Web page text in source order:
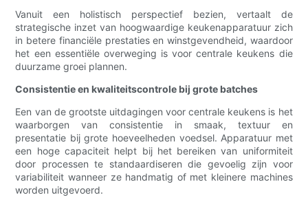
Vanuit een holistisch perspectief bezien, vertaalt de
strategische inzet van hoogwaardige keukenapparatuur zich
in betere financiële prestaties en winstgevendheid, waardoor
het een essentiële overweging is voor centrale keukens die
duurzame groei plannen.
Consistentie en kwaliteitscontrole bij grote batches
Een van de grootste uitdagingen voor centrale keukens is het
waarborgen van consistentie in smaak, textuur en
presentatie bij grote hoeveelheden voedsel. Apparatuur met
een hoge capaciteit helpt bij het bereiken van uniformiteit
door processen te standaardiseren die gevoelig zijn voor
variabiliteit wanneer ze handmatig of met kleinere machines
worden uitgevoerd.